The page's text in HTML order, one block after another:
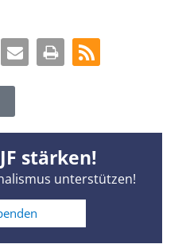
stärken!
unterstützen!